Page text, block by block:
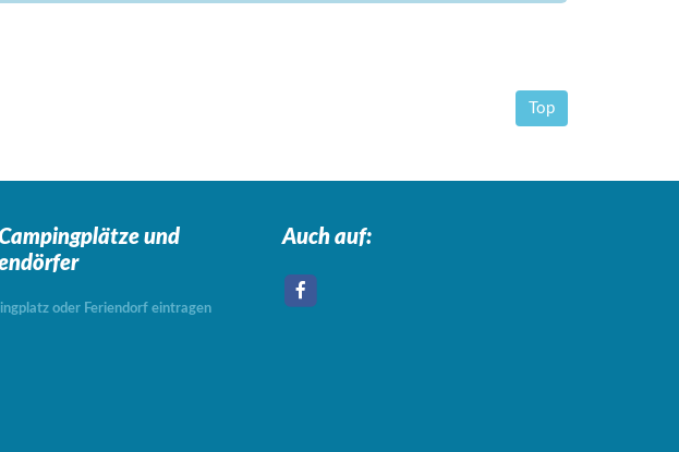
Top
und
oder Feriendorf eintragen
Auch auf: